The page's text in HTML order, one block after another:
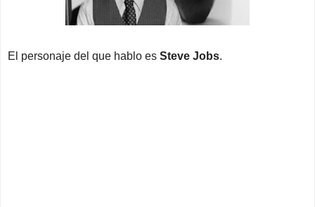
El personaje del que hablo es Steve Jobs.